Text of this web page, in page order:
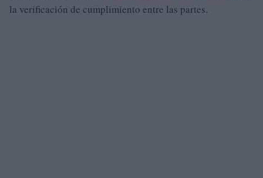
la verificación de cumplimiento entre las partes.